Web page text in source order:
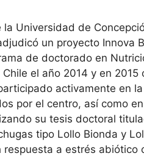
la Universidad de
un proyecto Innova
de doctorado en
el año 2014 y en
activamente en
por el centro, así como
su tesis doctoral
tipo Lollo Bionda y
a estrés abiótico